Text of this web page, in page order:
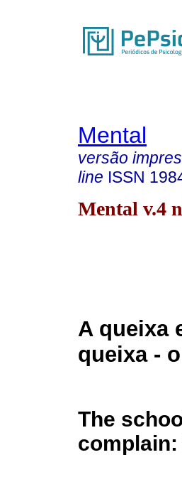
Mental
versão
line ISSN
Mental v.4
A queixa
queixa -
The